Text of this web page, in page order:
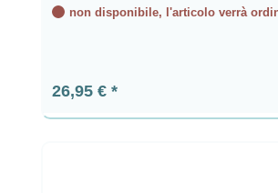
non disponibile, l'articolo verrà
Prezzo normale:
26,95 €